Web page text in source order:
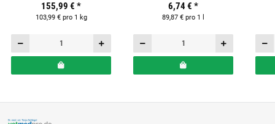
155,99 € *
103,99 € pro 1 kg
6,74 € *
89,87 € pro 1 l